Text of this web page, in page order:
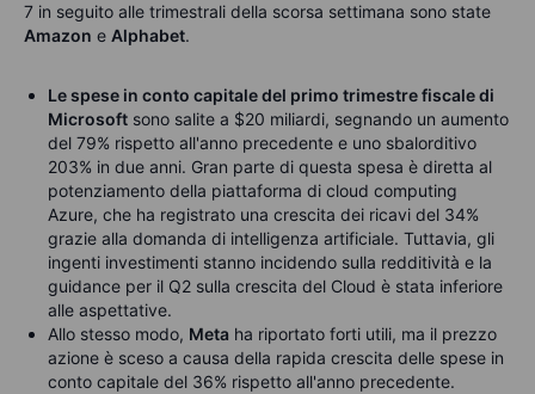
7 in seguito alle trimestrali della scorsa settimana sono state
Amazon e Alphabet.
Le spese in conto capitale del primo trimestre fiscale di
Microsoft sono salite a $20 miliardi, segnando un aumento
del 79% rispetto all'anno precedente e uno sbalorditivo
203% in due anni. Gran parte di questa spesa è diretta al
potenziamento della piattaforma di cloud computing
Azure, che ha registrato una crescita dei ricavi del 34%
grazie alla domanda di intelligenza artificiale. Tuttavia, gli
ingenti investimenti stanno incidendo sulla redditività e la
guidance per il Q2 sulla crescita del Cloud è stata inferiore
alle aspettative.
Allo stesso modo, Meta ha riportato forti utili, ma il prezzo
azione è sceso a causa della rapida crescita delle spese in
conto capitale del 36% rispetto all'anno precedente.